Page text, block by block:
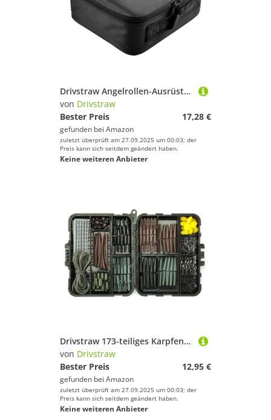
Drivstraw Angelrollen-Ausrüstungstasche, Organizer mit verstellbaren Trennwänden und gepolstertem Futter, 1860D Oxford-Stoff, reißfeste Aufbewahrung für Angelausrüstung, Schnüre, Ausrüstung (S)
von Drivstraw
Bester Preis
17,28 €
gefunden bei Amazon
zuletzt überprüft am 27.09.2025 um 00:03; der
Preis kann sich seitdem geändert haben.
Keine weiteren Anbieter
Drivstraw 173-teiliges Karpfenangel-Ausrüstungs-Set mit Drehknöpfen und Hubschrauber-Rig für Hering, Brassen, Gras, Karpfenangeln, große Karausche Karpfenangeln
von Drivstraw
Bester Preis
12,95 €
gefunden bei Amazon
zuletzt überprüft am 27.09.2025 um 00:03; der
Preis kann sich seitdem geändert haben.
Keine weiteren Anbieter